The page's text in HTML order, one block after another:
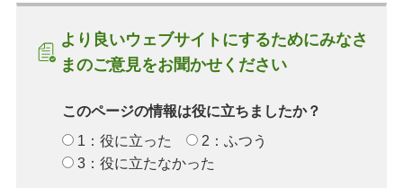
より良いウェブサイトにするためにみなさ
まのご意見をお聞かせください
このページの情報は役に立ちましたか？
1：役に立った
2：ふつう
3：役に立たなかった